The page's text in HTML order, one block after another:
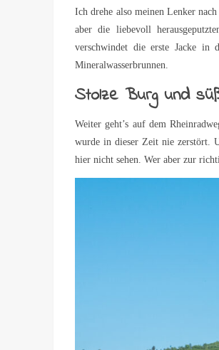
Ich drehe also meinen Lenker
aber die liebevoll
verschwindet die erste Jacke in
Mineralwasserbrunnen.
Stolze Burg und
Weiter geht’s auf dem
wurde in dieser Zeit nie zerstört.
hier nicht sehen. Wer aber zur